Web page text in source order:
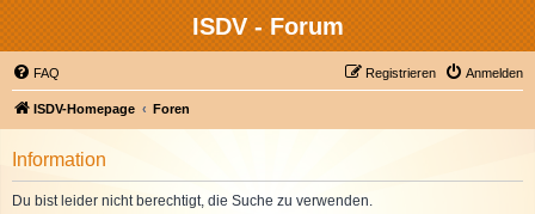
ISDV - Forum
FAQ Anmelden
Registrieren
ISDV-Homepage Foren
Information
Du bist leider nicht berechtigt, die Suche zu verwenden.